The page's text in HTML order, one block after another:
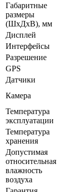
Габаритные
размеры
(ШхДхВ), мм
Дисплей
Интерфейсы
Разрешение
GPS
Датчики
Камера
Температура
эксплуатации
Температура
хранения
Допустимая
относительная
влажность
воздуха